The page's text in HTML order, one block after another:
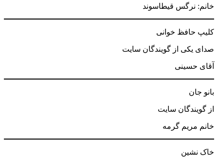
خانم: نرگس قیطاسوند
کلیپ حافظ خوانی
صدای یکی از گویندگان سایت
آقای حسینی
بانو جان
از گویندگان سایت
خانم مریم گرمه
خاک نشین